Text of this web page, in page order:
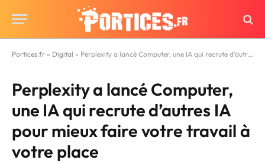
Portices.fr » Digital » Perplexity a lancé Computer, une IA qui recrute d’autres IA pour mieux faire votre travail à votre place
Perplexity a lancé Computer,
une IA qui recrute d’autres IA
pour mieux faire votre travail à
votre place